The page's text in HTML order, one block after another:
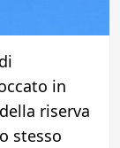
in
riserva
stesso